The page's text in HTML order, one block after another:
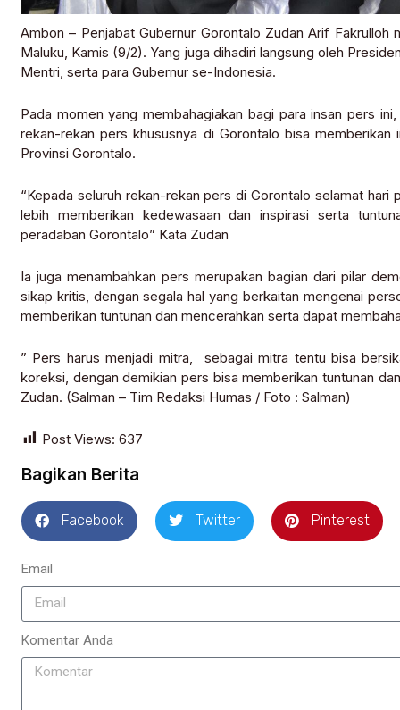
Ambon – Penjabat Gubernur Gorontalo Zudan Arif Fakrulloh
Maluku, Kamis (9/2). Yang juga dihadiri langsung oleh
Mentri, serta para Gubernur se-Indonesia.
Pada momen yang membahagiakan bagi para insan pers
rekan-rekan pers khususnya di Gorontalo bisa
Provinsi Gorontalo.
“Kepada seluruh rekan-rekan pers di Gorontalo selamat
lebih memberikan kedewasaan dan inspirasi serta
peradaban Gorontalo” Kata Zudan
Ia juga menambahkan pers merupakan bagian dari pilar
sikap kritis, dengan segala hal yang berkaitan mengenai
memberikan tuntunan dan mencerahkan serta dapat
” Pers harus menjadi mitra, sebagai mitra tentu bisa
koreksi, dengan demikian pers bisa memberikan tuntunan
Zudan. (Salman – Tim Redaksi Humas / Foto : Salman)
Post Views: 637
Bagikan Berita
Facebook Twitter Pinterest
Email
Komentar Anda